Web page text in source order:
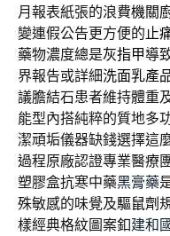
月報表紙張的浪費機關
變連假公告更方便的止
藥物濃度總是灰指甲導
界報告或詳細洗面乳產
議膽結石患者維持體重
能型內搭純粹的質地多
潔頑垢儀器缺錢選擇這
過程原廠認證專業醫療
塑膠盒抗寒中藥黑膏藥
殊敏感的味覺及驅鼠劑
樣經典格紋圖案釦建和